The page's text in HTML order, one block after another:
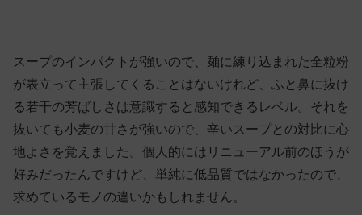
スープのインパクトが強いので、麺に練り込まれた全粒粉
が表立って主張してくることはないけれど、ふと鼻に抜け
る若干の芳ばしさは意識すると感知できるレベル。それを
抜いても小麦の甘さが強いので、辛いスープとの対比に心
地よさを覚えました。個人的にはリニューアル前のほうが
好みだったんですけど、単純に低品質ではなかったので、
求めているモノの違いかもしれません。